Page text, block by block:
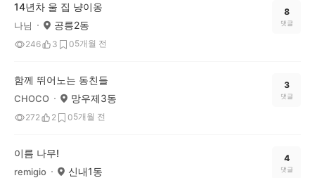
14년차 울 집 냥이옹
나님 공릉2동
246 3 05개월 전
8
댓글
함께 뛰어노는 동친들
CHOCO 망우제3동
272 2 05개월 전
3
댓글
이름 나무!
remigio 신내1동
4
댓글